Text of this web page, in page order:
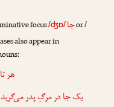
focus/ʤɒ/جاor/
also appear in
هر
یک جادر مرگِ پدر